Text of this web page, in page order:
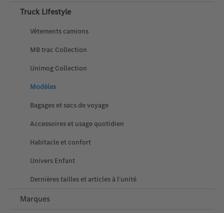
Truck Lifestyle
Vêtements camions
MB trac Collection
Unimog Collection
Modèles
Bagages et sacs de voyage
Accessoires et usage quotidien
Habitacle et confort
Univers Enfant
Dernières tailles et articles à l’unité
Marques